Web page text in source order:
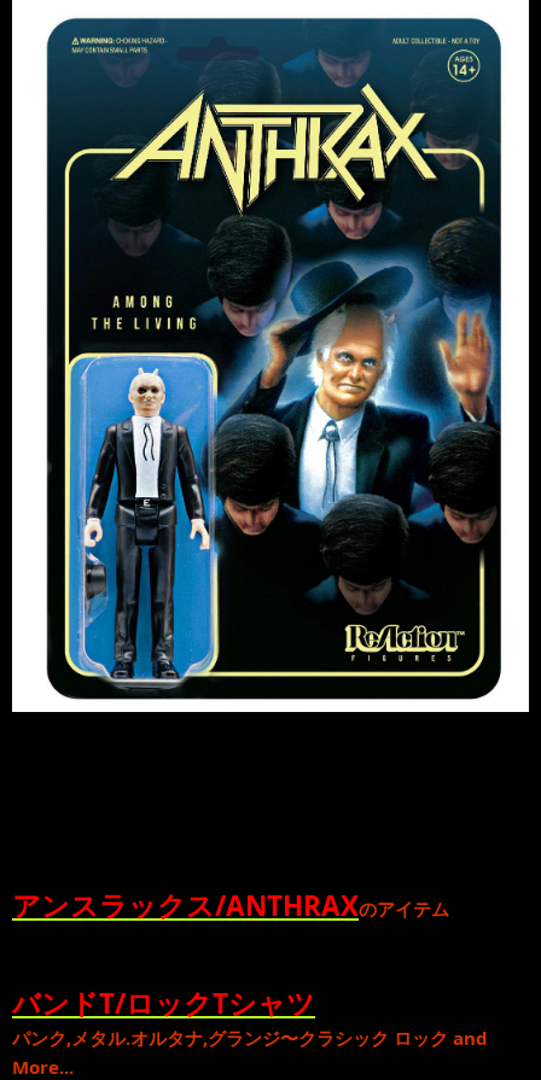
アンスラックス/ANTHRAXのアイテム
バンドT/ロックTシャツ
パンク,メタル.オルタナ,グランジ〜クラシック ロック and
More...